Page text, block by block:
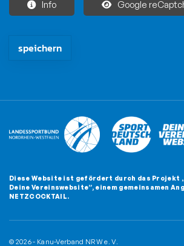
Info Google
Diese Website ist gefördert durch das Projekt
Deine Vereinswebsite”, einem gemeinsamen
NETZCOCKTAIL.
© 2026 - Kanu-Verband NRW e. V.